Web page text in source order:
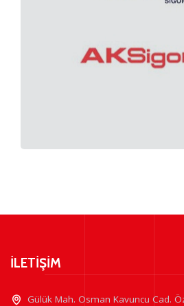
İLETİŞİM
Gülük Mah. Osman Kavuncu Cad.